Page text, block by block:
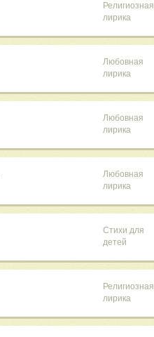
Религиозная
лирика
Любовная
лирика
Любовная
лирика
Любовная
лирика
Стихи для
детей
Религиозная
лирика